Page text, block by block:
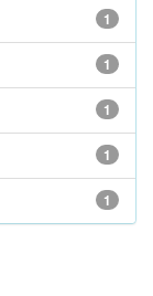
1
1
1
1
1